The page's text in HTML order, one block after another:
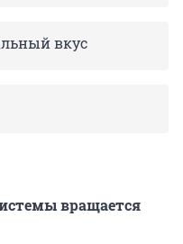
вкус
вращается